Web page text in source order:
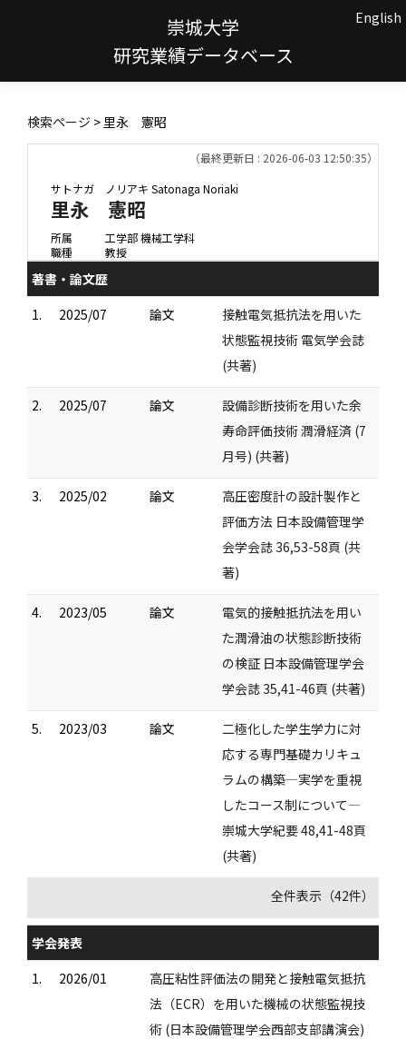
崇城大学
研究業績データベース
English
検索ページ > 里永 憲昭
（最終更新日 : 2026-06-03 12:50:35）
サトナガ ノリアキ Satonaga Noriaki
里永 憲昭
所属
工学部 機械工学科
職種
教授
著書・論文歴
1.
2025/07 論文
接触電気抵抗法を用いた
状態監視技術 電気学会誌
(共著)
2. 2025/07 論文
設備診断技術を用いた余
寿命評価技術 潤滑経済 (7
月号) (共著)
3. 2025/02 論文
高圧密度計の設計製作と
評価方法 日本設備管理学
会学会誌 36,53-58頁 (共
著)
4. 2023/05 論文
電気的接触抵抗法を用い
た潤滑油の状態診断技術
の検証 日本設備管理学会
学会誌 35,41-46頁 (共著)
5. 2023/03 論文
二極化した学生学力に対
応する専門基礎カリキュ
ラムの構築―実学を重視
したコース制について―
崇城大学紀要 48,41-48頁
(共著)
全件表示（42件）
学会発表
1.
2026/01
高圧粘性評価法の開発と接触電気抵抗
法（ECR）を用いた機械の状態監視技
術 (日本設備管理学会西部支部講演会)